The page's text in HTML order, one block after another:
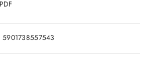
5901738557543